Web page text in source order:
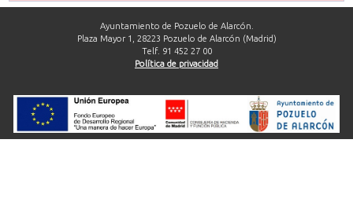
INFORMACIÓN MUNICIPAL
AYUDA
Ayuntamiento de Pozuelo de Alarcón.
Plaza Mayor 1, 28223 Pozuelo de Alarcón (Madrid)
Telf. 91 452 27 00
Política de privacidad